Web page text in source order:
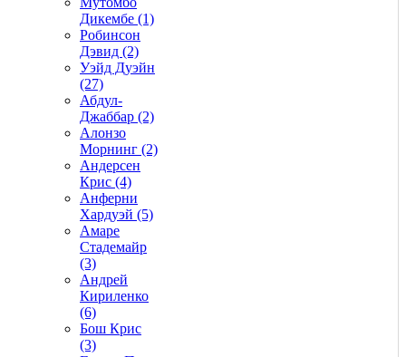
Дикембе (1)
Робинсон
Дэвид (2)
Уэйд Дуэйн
(27)
Абдул-
Джаббар (2)
Алонзо
Морнинг (2)
Андерсен
Крис (4)
Анферни
Xардуэй (5)
Амаре
Стадемайр
(3)
Андрей
Кириленко
(6)
Бош Крис
(3)